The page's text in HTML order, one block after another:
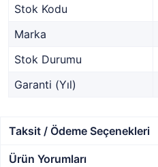
Stok Kodu
Marka
Stok Durumu
Garanti (Yıl)
Taksit / Ödeme Seçenekleri
Ürün Yorumları